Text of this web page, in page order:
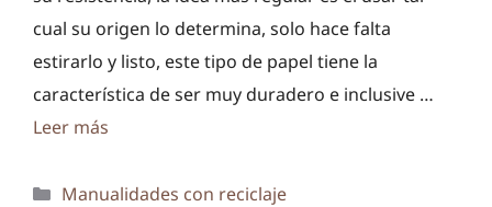
cual su origen lo determina, solo hace falta
estirarlo y listo, este tipo de papel tiene la
característica de ser muy duradero e inclusive …
Leer más
Categorías
Manualidades con reciclaje